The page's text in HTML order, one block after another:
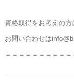
資格取得をお考えの
お問い合わせは
＝＝＝＝＝＝＝＝＝